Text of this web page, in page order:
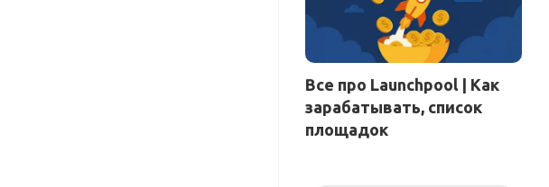
Все про Launchpool | Как
зарабатывать, список
площадок